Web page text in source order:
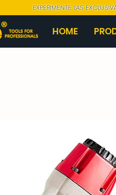
EXPERIMENTE LAS
HOME